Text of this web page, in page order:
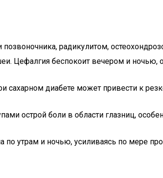
радикулитом,
Цефалгия беспокоит вечером и ночью,
сахарном диабете может привести к
острой боли в области глазниц,
утрам и ночью, усиливаясь по мере